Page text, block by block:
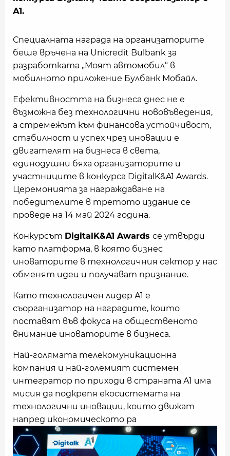
А1.
Специалната награда на организаторите
беше връчена на Unicredit Bulbank за
разработката „Моят автомобил“ в
мобилното приложение Булбанк Мобайл.
Ефективността на бизнеса днес не е
възможна без технологични нововъведения,
а стремежът към финансова устойчивост,
стабилност и успех чрез иновации е
двигателят на бизнеса в света,
единодушни бяха организаторите и
участниците в конкурса DigitalK&A1 Awards.
Церемонията за награждаване на
победителите в третото издание се
проведе на 14 май 2024 година.
Конкурсът DigitalK&A1 Awards се утвърди
като платформа, в която бизнес
иноваторите в технологичния сектор у нас
обменят идеи и получават признание.
Като технологичен лидер А1 е
съорганизатор на наградите, които
поставят във фокуса на общественото
внимание иноваторите в бизнеса.
Най-голямата телекомуникационна
компания и най-големият системен
интегратор по приходи в страната А1 има
мисия да подкрепя екосистемата на
технологични иновации, които движат
напред икономическото ра